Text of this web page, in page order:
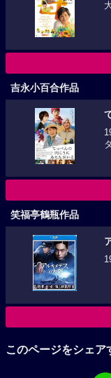
吉永小百合作品
笑福亭鶴瓶作品
このページをシェア